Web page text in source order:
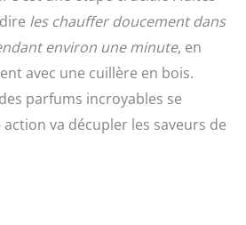
les chauffer doucement dans
environ une minute, en
avec une cuillère en bois.
parfums incroyables se
va décupler les saveurs de